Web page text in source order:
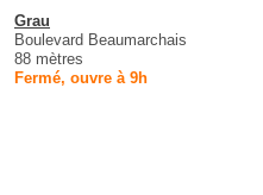
Grau
Boulevard Beaumarchais
88 mètres
Fermé, ouvre à 9h